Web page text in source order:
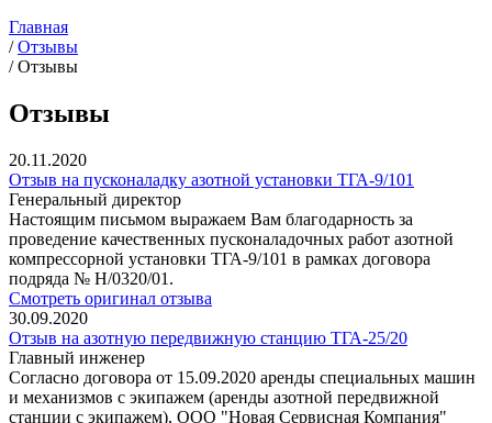
Главная
/Отзывы
/Отзывы
Отзывы
20.11.2020
Отзыв на пусконаладку азотной установки ТГА-9/101
Генеральный директор
Настоящим письмом выражаем Вам благодарность за
проведение качественных пусконаладочных работ азотной
компрессорной установки ТГА-9/101 в рамках договора
подряда № Н/0320/01.
Смотреть оригинал отзыва
30.09.2020
Отзыв на азотную передвижную станцию ТГА-25/20
Главный инженер
Согласно договора от 15.09.2020 аренды специальных машин
и механизмов с экипажем (аренды азотной передвижной
станции с экипажем), ООО "Новая Сервисная Компания"